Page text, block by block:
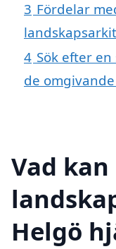
3 Fördelar
4 Sök efter
de
Vad kan
Helgö